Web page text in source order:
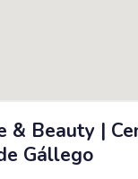
& Beauty |
Gállego